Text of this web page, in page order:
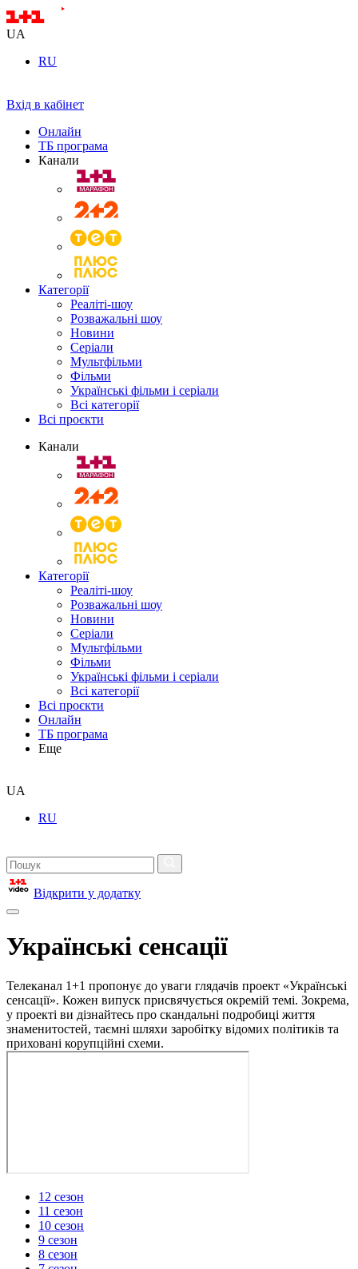
UA
RU
Вхід в кабінет
Онлайн
ТБ програма
Канали
Категорії
Реаліті-шоу
Розважальні шоу
Новини
Серіали
Мультфільми
Фільми
Українські фільми і серіали
Всі категорії
Всі проєкти
Канали
Категорії
Реаліті-шоу
Розважальні шоу
Новини
Серіали
Мультфільми
Фільми
Українські фільми і серіали
Всі категорії
Всі проєкти
Онлайн
ТБ програма
Еще
UA
RU
Відкрити у додатку
Українські сенсації
Телеканал 1+1 пропонує до уваги глядачів проект «Українські
сенсації». Кожен випуск присвячується окремій темі. Зокрема,
у проекті ви дізнайтесь про скандальні подробиці життя
знаменитостей, таємні шляхи заробітку відомих політиків та
приховані корупційні схеми.
12 сезон
11 сезон
10 сезон
9 сезон
8 сезон